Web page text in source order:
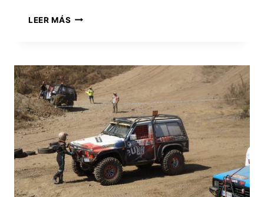
LEER MÁS LA
TORROX
SE
PREPARA
PARA
ACOGER
LA
TERCERA
CITA
DE
LA
PRUEBA